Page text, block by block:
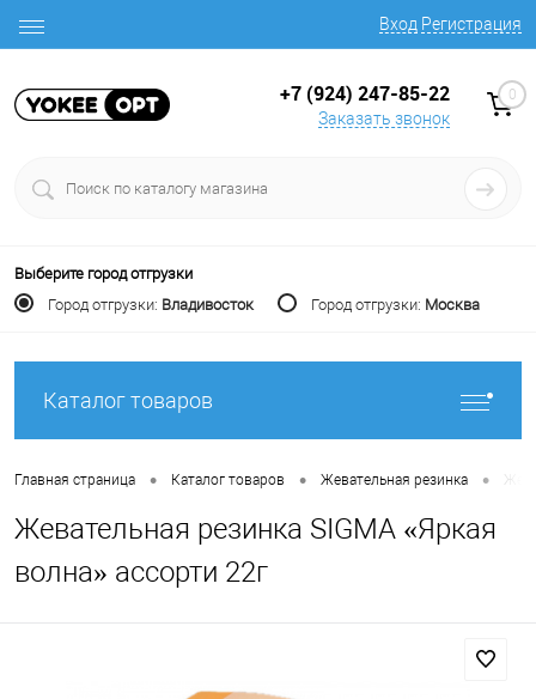
Вход Регистрация
+7 (924) 247-85-22
Заказать звонок
0
Выберите город отгрузки
Город отгрузки: Владивосток Город отгрузки: Москва
Каталог товаров
Главная страница • Каталог товаров • Жевательная резинка •
Жевательная резинка SIGMA «Яркая
волна» ассорти 22г